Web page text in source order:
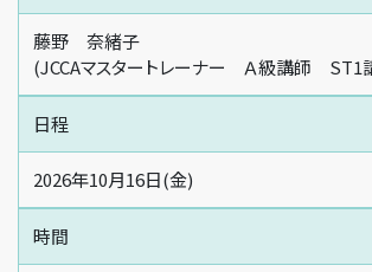
藤野 奈緒子
(JCCAマスタートレーナー Ａ級講師 ST1
日程
2026年10月16日(金)
時間